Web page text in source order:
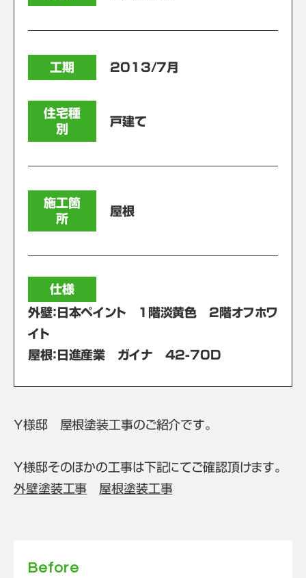
工期 2013/7月
住宅種
別
戸建て
施工箇
所
屋根
仕様
外壁：日本ペイント 1階淡黄色 2階オフホワ
イト
屋根：日進産業 ガイナ 42-70D
Y様邸 屋根塗装工事のご紹介です。
Y様邸そのほかの工事は下記にてご確認頂けます。
外壁塗装工事
屋根塗装工事
Before